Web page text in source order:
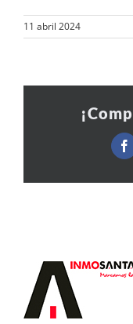
11 abril 2024